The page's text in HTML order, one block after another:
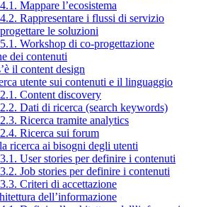
Mappare l’ecosistema
Rappresentare i flussi di servizio
le soluzioni
Workshop di co-progettazione
dei contenuti
il content design
utente sui contenuti e il linguaggio
Content discovery
Dati di ricerca (search keywords)
Ricerca tramite analytics
Ricerca sui forum
ricerca ai bisogni degli utenti
User stories per definire i contenuti
Job stories per definire i contenuti
Criteri di accettazione
dell’informazione